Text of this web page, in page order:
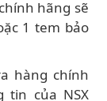
hãng sẽ
1 tem bảo
hàng chính
tin của NSX